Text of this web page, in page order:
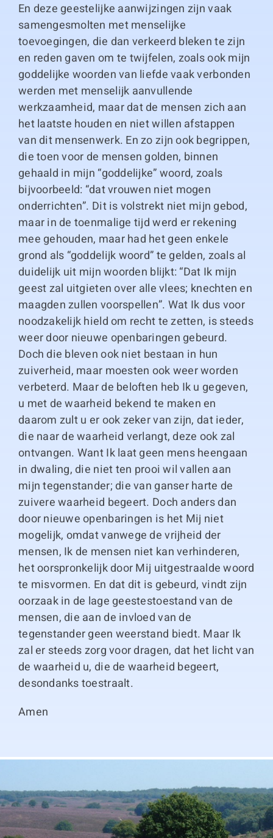
En deze geestelijke aanwijzingen zijn vaak
samengesmolten met menselijke
toevoegingen, die dan verkeerd bleken te zijn
en reden gaven om te twijfelen, zoals ook mijn
goddelijke woorden van liefde vaak verbonden
werden met menselijk aanvullende
werkzaamheid, maar dat de mensen zich aan
het laatste houden en niet willen afstappen
van dit mensenwerk. En zo zijn ook begrippen,
die toen voor de mensen golden, binnen
gehaald in mijn “goddelijke” woord, zoals
bijvoorbeeld: “dat vrouwen niet mogen
onderrichten”. Dit is volstrekt niet mijn gebod,
maar in de toenmalige tijd werd er rekening
mee gehouden, maar had het geen enkele
grond als “goddelijk woord” te gelden, zoals al
duidelijk uit mijn woorden blijkt: “Dat Ik mijn
geest zal uitgieten over alle vlees; knechten en
maagden zullen voorspellen”. Wat Ik dus voor
noodzakelijk hield om recht te zetten, is steeds
weer door nieuwe openbaringen gebeurd.
Doch die bleven ook niet bestaan in hun
zuiverheid, maar moesten ook weer worden
verbeterd. Maar de beloften heb Ik u gegeven,
u met de waarheid bekend te maken en
daarom zult u er ook zeker van zijn, dat ieder,
die naar de waarheid verlangt, deze ook zal
ontvangen. Want Ik laat geen mens heengaan
in dwaling, die niet ten prooi wil vallen aan
mijn tegenstander; die van ganser harte de
zuivere waarheid begeert. Doch anders dan
door nieuwe openbaringen is het Mij niet
mogelijk, omdat vanwege de vrijheid der
mensen, Ik de mensen niet kan verhinderen,
het oorspronkelijk door Mij uitgestraalde woord
te misvormen. En dat dit is gebeurd, vindt zijn
oorzaak in de lage geestestoestand van de
mensen, die aan de invloed van de
tegenstander geen weerstand biedt. Maar Ik
zal er steeds zorg voor dragen, dat het licht van
de waarheid u, die de waarheid begeert,
desondanks toestraalt.
Amen